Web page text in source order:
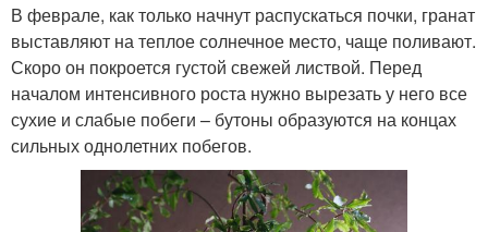
В феврале, как только начнут распускаться почки, гранат
выставляют на теплое солнечное место, чаще поливают.
Скоро он покроется густой свежей листвой. Перед
началом интенсивного роста нужно вырезать у него все
сухие и слабые побеги – бутоны образуются на концах
сильных однолетних побегов.